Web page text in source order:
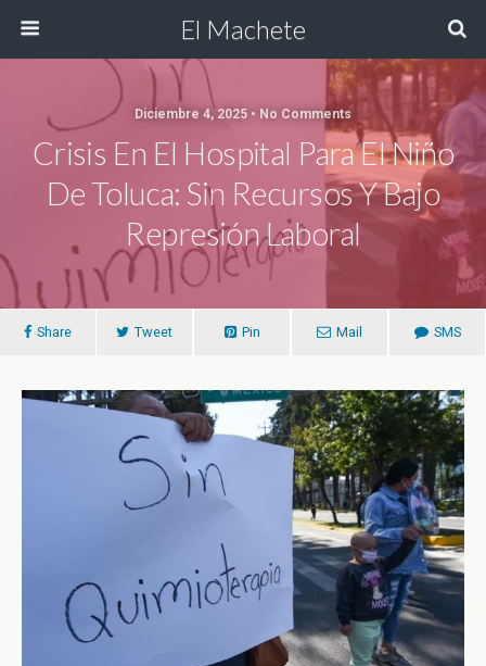
El Machete
Diciembre 4, 2025 • No Comments
Crisis En El Hospital Para El Niño
De Toluca: Sin Recursos Y Bajo
Represión Laboral
Share Tweet Pin Mail SMS